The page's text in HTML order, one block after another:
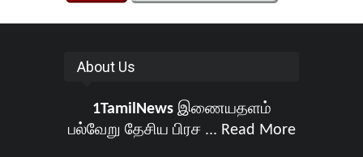
About Us
1TamilNewsஇணையதளம்
பல்வேறு தேசிய பிரச ... Read More